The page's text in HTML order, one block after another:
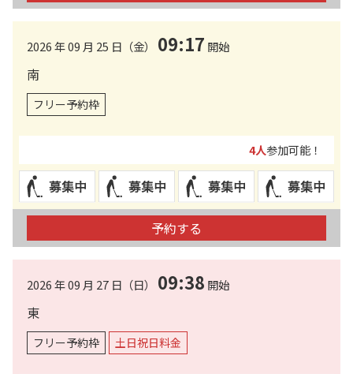
2026 年 09 月 25 日（金） 09:17 開始
南
フリー予約枠
4人参加可能！
予約する
2026 年 09 月 27 日（日） 09:38 開始
東
フリー予約枠 土日祝日料金